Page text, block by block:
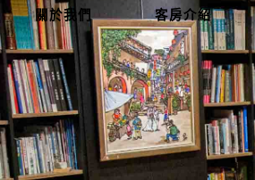
關於我們 客房介紹